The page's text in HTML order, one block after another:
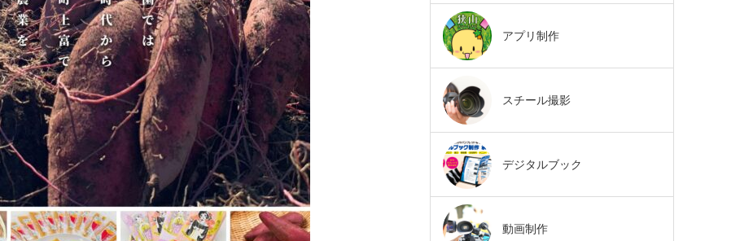
アプリ制作
スチール撮影
デジタルブック
動画制作